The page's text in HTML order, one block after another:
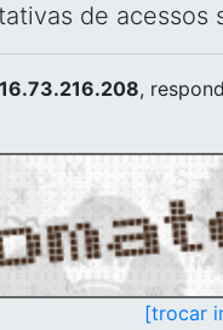
de
,
[trocar